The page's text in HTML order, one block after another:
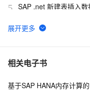
5 SAP .net 新建表插入
6 SAP OData 编程指南
7 SAP MM 计量单位EA
8 [Step By Step]SAP
相关电子书
基于SAP HANA内存计算